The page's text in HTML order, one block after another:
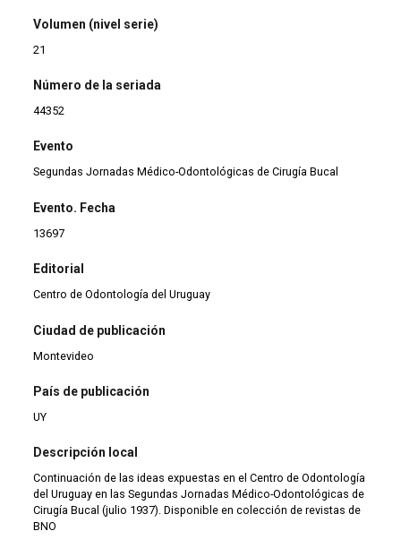
Volumen (nivel serie)
21
Número de la seriada
44352
Evento
Segundas Jornadas Médico-Odontológicas de Cirugía Bucal
Evento. Fecha
13697
Editorial
Centro de Odontología del Uruguay
Ciudad de publicación
Montevideo
País de publicación
UY
Descripción local
Continuación de las ideas expuestas en el Centro de Odontología
del Uruguay en las Segundas Jornadas Médico-Odontológicas de
Cirugía Bucal (julio 1937). Disponible en colección de revistas de
BNO